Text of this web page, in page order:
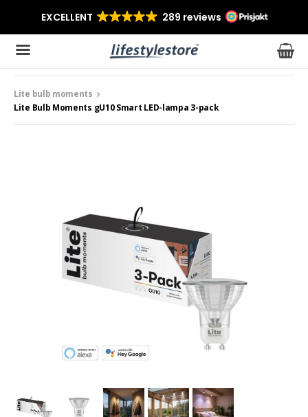
Produkten har blivit tillagd i varukorgen
Lite bulb moments
Lite Bulb Moments gU10 Smart LED-lampa 3-pack